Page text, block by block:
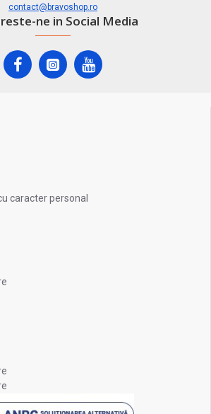
contact@bravoshop.ro
ne in Social Media
caracter personal